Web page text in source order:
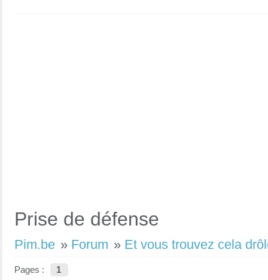
Prise de défense
Pim.be » Forum » Et vous trouvez cela
Pages : 1